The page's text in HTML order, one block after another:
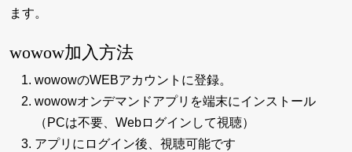
ます。
wowow加入方法
wowowのWEBアカウントに登録。
wowowオンデマンドアプリを端末にインストール
（PCは不要、Webログインして視聴）
アプリにログイン後、視聴可能です